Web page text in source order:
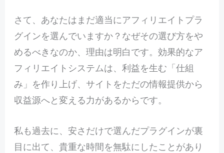
さて、あなたはまだ適当にアフィリエイトプラ
グインを選んでいますか？なぜその選び方をや
めるべきなのか、理由は明白です。効果的なア
フィリエイトシステムは、利益を生む「仕組
み」を作り上げ、サイトをただの情報提供から
収益源へと変える力があるからです。
私も過去に、安さだけで選んだプラグインが裏
目に出て、貴重な時間を無駄にしたことがあり